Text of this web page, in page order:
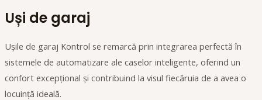
Uși de garaj
Ușile de garaj Kontrol se remarcă prin integrarea perfectă în
sistemele de automatizare ale caselor inteligente, oferind un
confort excepțional și contribuind la visul fiecăruia de a avea o
locuință ideală.